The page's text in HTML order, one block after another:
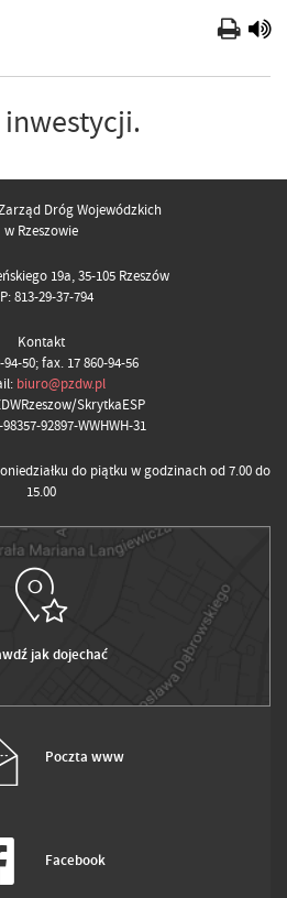
inwestycji.
Dróg Wojewódzkich
w Rzeszowie
19a, 35-105 Rzeszów
813-29-37-794
Kontakt
94-50; fax. 17 860-94-56
biuro@pzdw.pl
SkrytkaESP
98357-92897-WWHWH-31
do piątku w godzinach od 7.00 do
15.00
jak dojechać
Poczta www
Facebook